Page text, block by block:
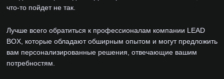
что-то пойдет не так.
Лучше всего обратиться к профессионалам компании LEAD
BOX, которые обладают обширным опытом и могут предложить
вам персонализированные решения, отвечающие вашим
потребностям.